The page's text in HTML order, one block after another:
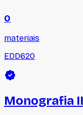
0
materiais
EDD620
Monografia II